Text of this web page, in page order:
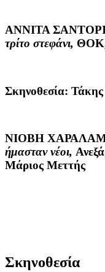
ΑΝΝΙΤΑ
τρίτο στεφάνι,
Σκηνοθεσία:
ΝΙΟΒΗ
ήμασταν νέοι,
Μάριος Μεττής
Σκηνοθεσία